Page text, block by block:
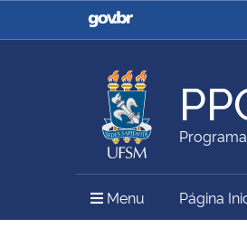
Casa Civil
Ministério da Agricultura,
Pecuária e Abastecimento
Ministério do Meio Ambiente
Menu MenuPágina